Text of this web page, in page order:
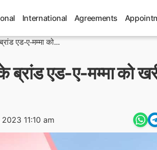
International Agreements
एड-ए-मम्मा को...
एड-ए-मम्मा को
11:10 am